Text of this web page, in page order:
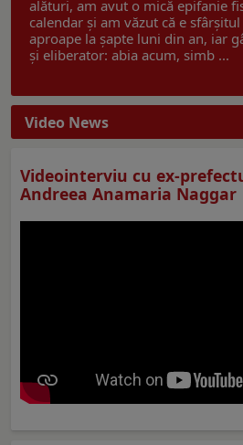
alături, am avut o mică epifanie
calendar și am văzut că e
aproape la șapte luni din an, iar
și eliberator: abia acum, simb ...
Video News
Videointerviu cu ex-
Andreea Anamaria Naggar